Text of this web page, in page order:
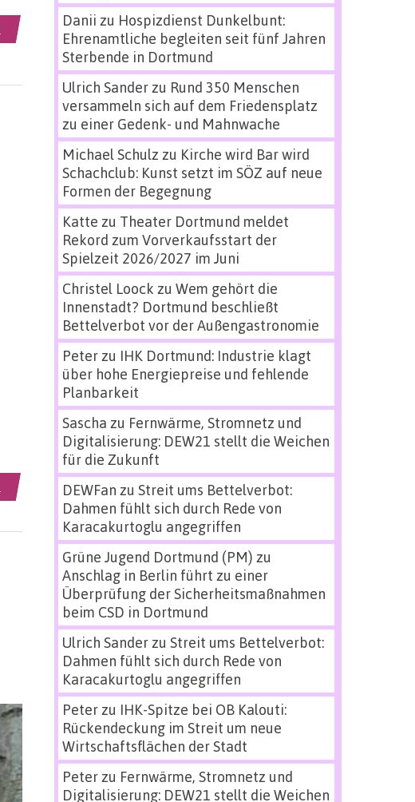
Danii zu Hospizdienst Dunkelbunt:
Ehrenamtliche begleiten seit fünf Jahren
Sterbende in Dortmund
Ulrich Sanderzu Rund 350 Menschen
versammeln sich auf dem Friedensplatz
zu einer Gedenk- und Mahnwache
Michael Schulz zu Kirche wird Bar wird
Schachclub: Kunst setzt im SÖZ auf neue
Formen der Begegnung
Katte zu Theater Dortmund meldet
Rekord zum Vorverkaufsstart der
Spielzeit 2026/2027 im Juni
Christel Loock zu Wem gehört die
Innenstadt? Dortmund beschließt
Bettelverbot vor der Außengastronomie
Peterzu IHK Dortmund: Industrie klagt
über hohe Energiepreise und fehlende
Planbarkeit
Sascha zu Fernwärme, Stromnetz und
Digitalisierung: DEW21 stellt die Weichen
für die Zukunft
DEWFan zu Streit ums Bettelverbot:
Dahmen fühlt sich durch Rede von
Karacakurtoglu angegriffen
Grüne Jugend Dortmund (PM) zu
Anschlag in Berlin führt zu einer
Überprüfung der Sicherheitsmaßnahmen
beim CSD in Dortmund
Ulrich Sanderzu Streit ums Bettelverbot:
Dahmen fühlt sich durch Rede von
Karacakurtoglu angegriffen
Peterzu IHK-Spitze bei OB Kalouti:
Rückendeckung im Streit um neue
Wirtschaftsflächen der Stadt
Peterzu Fernwärme, Stromnetz und
Digitalisierung: DEW21 stellt die Weichen